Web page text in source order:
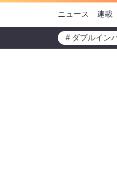
ニュース 連載
# ダブルイン